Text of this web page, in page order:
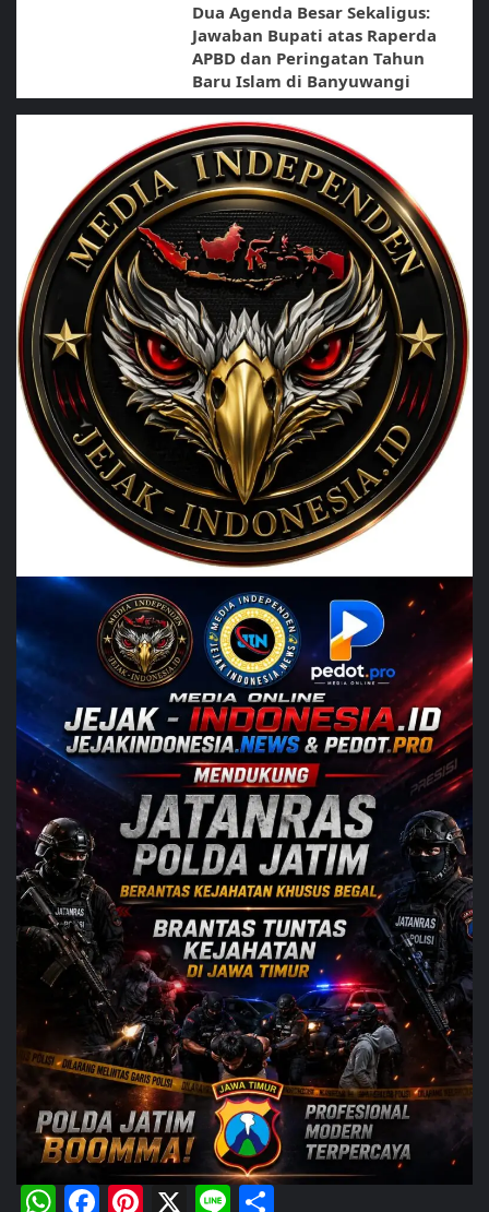
Dua Agenda Besar Sekaligus:
Jawaban Bupati atas Raperda
APBD dan Peringatan Tahun
Baru Islam di Banyuwangi
WhatsApp
Facebook
Pinterest
X Line